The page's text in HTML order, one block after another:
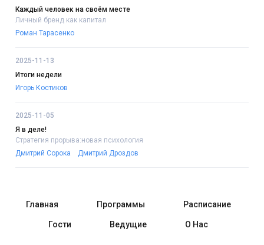
Каждый человек на своём месте
Личный бренд как капитал
Роман Тарасенко
2025-11-13
Итоги недели
Игорь Костиков
2025-11-05
Я в деле!
Стратегия прорыва:новая психология
Дмитрий Сорока
Дмитрий Дроздов
Главная Программы Расписание
Гости Ведущие О Нас